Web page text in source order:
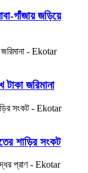
গাঁজায় জড়িয়ে
টাকা জরিমানা
শাড়ির সংকট